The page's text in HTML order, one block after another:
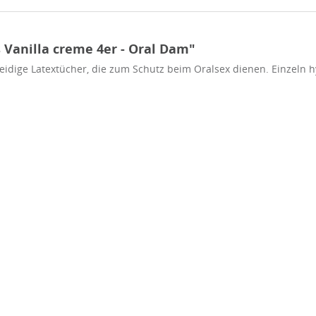
creme 4er - Oral Dam"
Latextücher, die zum Schutz beim Oralsex dienen. Einzeln